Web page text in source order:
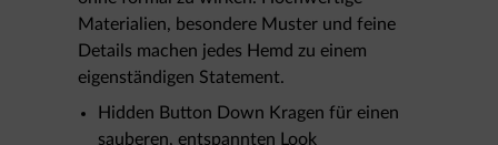
Materialien, besondere Muster und feine
Details machen jedes Hemd zu einem
eigenständigen Statement.
Hidden Button Down Kragen für einen
sauberen, entspannten Look